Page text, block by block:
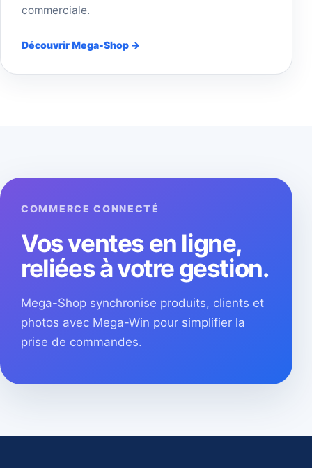
commerciale.
Découvrir Mega-Shop →
COMMERCE CONNECTÉ
Vos ventes en ligne,
reliées à votre gestion.
Mega-Shop synchronise produits, clients et
photos avec Mega-Win pour simplifier la
prise de commandes.